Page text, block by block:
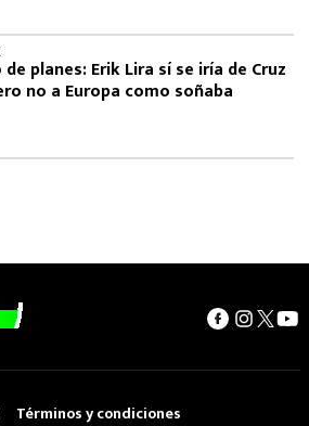
de planes: Erik Lira sí se iría de Cruz
no a Europa como soñaba
Términos y condiciones